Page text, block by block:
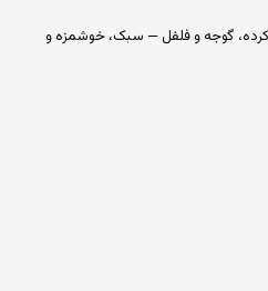
گوجه و فلفل — سبک، خوشمزه و